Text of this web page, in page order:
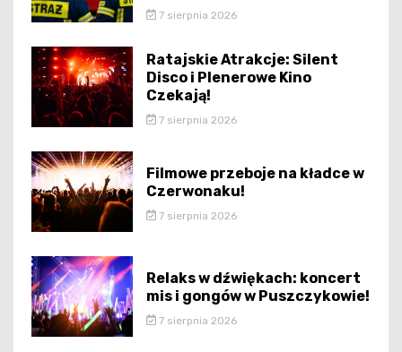
7 sierpnia 2026
Ratajskie Atrakcje: Silent
Disco i Plenerowe Kino
Czekają!
7 sierpnia 2026
Filmowe przeboje na kładce w
Czerwonaku!
7 sierpnia 2026
Relaks w dźwiękach: koncert
mis i gongów w Puszczykowie!
7 sierpnia 2026